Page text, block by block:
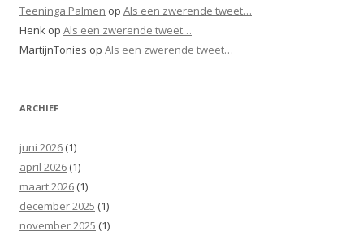
Teeninga Palmen op Als een zwerende tweet…
Henk op Als een zwerende tweet…
MartijnTonies op Als een zwerende tweet…
ARCHIEF
juni 2026 (1)
april 2026 (1)
maart 2026 (1)
december 2025 (1)
november 2025 (1)